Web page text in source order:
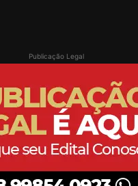
Publicação Legal